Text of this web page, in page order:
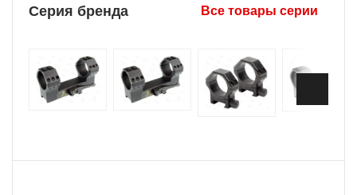
Серия бренда Все товары серии